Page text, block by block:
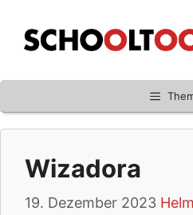
Inhalt
springen
Wizadora
19. Dezember 2023